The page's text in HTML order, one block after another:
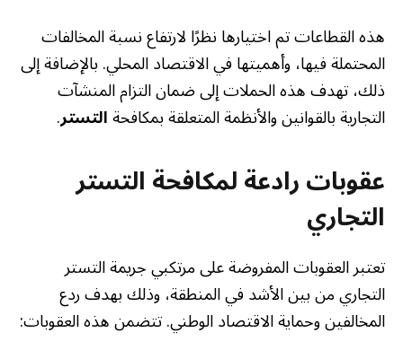
هذه القطاعات تم اختيارها نظرًا لارتفاع نسبة المخالفات
المحتملة فيها، وأهميتها في الاقتصاد المحلي. بالإضافة إلى
ذلك، تهدف هذه الحملات إلى ضمان التزام المنشآت
التجارية بالقوانين والأنظمة المتعلقة بمكافحةالتستر.
عقوبات رادعة لمكافحة التستر
التجاري
تعتبر العقوبات المفروضة على مرتكبي جريمة التستر
التجاري من بين الأشد في المنطقة، وذلك بهدف ردع
المخالفين وحماية الاقتصاد الوطني. تتضمن هذه العقوبات: